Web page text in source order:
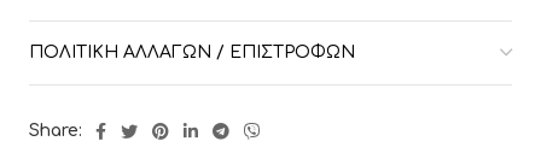
ΠΟΛΙΤΙΚΉ ΑΛΛΑΓΏΝ / ΕΠΙΣΤΡΟΦΏΝ
Share: